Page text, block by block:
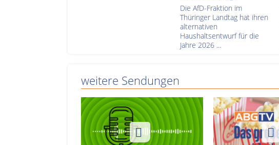
Die AfD-Fraktion im
Thüringer Landtag hat ihren
alternativen
Haushaltsentwurf für die
Jahre 2026 ...
weitere Sendungen